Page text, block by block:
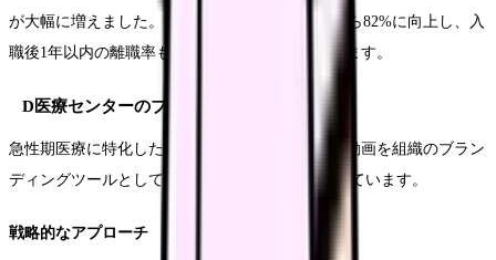
が大幅に増えました。また、内定承諾率も65%から82%に向上し、入
職後1年以内の離職率も12%から5%に改善しています。
D医療センターのブランディング戦略
急性期医療に特化したD医療センターでは、採用動画を組織のブラン
ディングツールとして活用し、大きな成果を上げています。
戦略的なアプローチ